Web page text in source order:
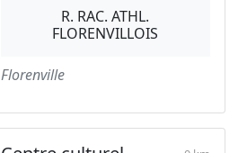
R. RAC. ATHL.
FLORENVILLOIS
Florenville